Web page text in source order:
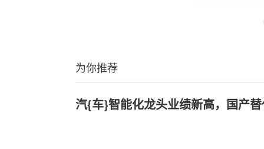
为你推荐
汽{车}智能化龙头业绩新高，国产